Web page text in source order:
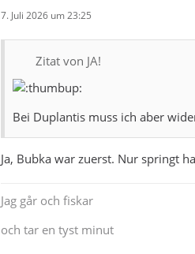
7. Juli 2026 um 23:25
Zitat von JA!
Bei Duplantis muss ich aber
Ja, Bubka war zuerst. Nur springt
Jag går och fiskar
och tar en tyst minut